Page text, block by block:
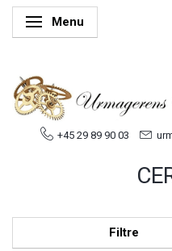
Skifte navigation
Menu
+45 29 89 90 03
Filtre